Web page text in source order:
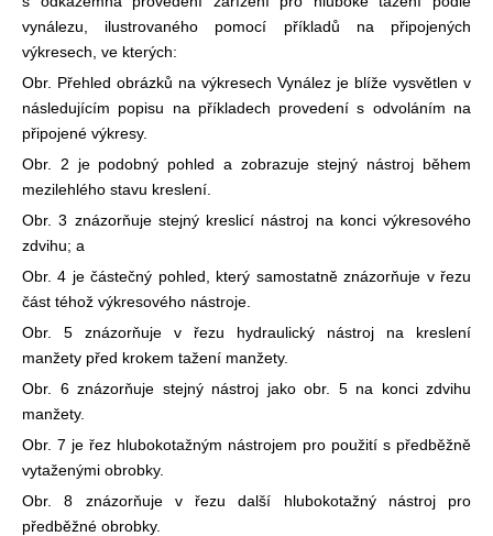
vynálezu, ilustrovaného pomocí příkladů na připojených
výkresech, ve kterých:
Obr. Přehled obrázků na výkresech Vynález je blíže vysvětlen v
následujícím popisu na příkladech provedení s odvoláním na
připojené výkresy.
Obr. 2 je podobný pohled a zobrazuje stejný nástroj během
mezilehlého stavu kreslení.
Obr. 3 znázorňuje stejný kreslicí nástroj na konci výkresového
zdvihu; a
Obr. 4 je částečný pohled, který samostatně znázorňuje v řezu
část téhož výkresového nástroje.
Obr. 5 znázorňuje v řezu hydraulický nástroj na kreslení
manžety před krokem tažení manžety.
Obr. 6 znázorňuje stejný nástroj jako obr. 5 na konci zdvihu
manžety.
Obr. 7 je řez hlubokotažným nástrojem pro použití s ​​předběžně
vytaženými obrobky.
Obr. 8 znázorňuje v řezu další hlubokotažný nástroj pro
předběžné obrobky.